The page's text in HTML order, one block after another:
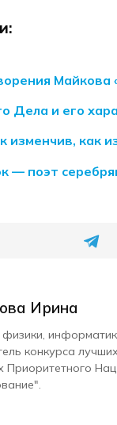
Майкова
Дела и его
изменчив, как
— поэт
Ирина
конкурса
Приоритетного